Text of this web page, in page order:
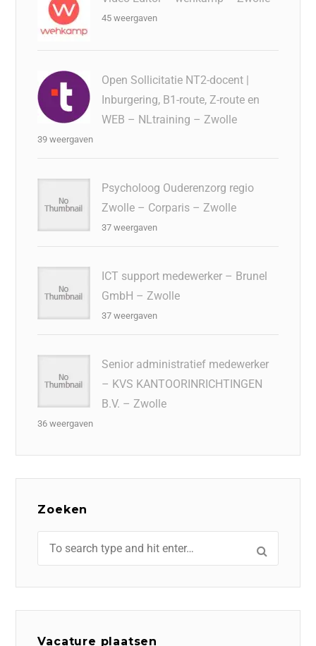
45 weergaven
Open Sollicitatie NT2-docent |
Inburgering, B1-route, Z-route en
WEB – NLtraining – Zwolle
39 weergaven
Psycholoog Ouderenzorg regio
Zwolle – Corparis – Zwolle
37 weergaven
ICT support medewerker – Brunel
GmbH – Zwolle
37 weergaven
Senior administratief medewerker
– KVS KANTOORINRICHTINGEN
B.V. – Zwolle
36 weergaven
Zoeken
Vacature plaatsen